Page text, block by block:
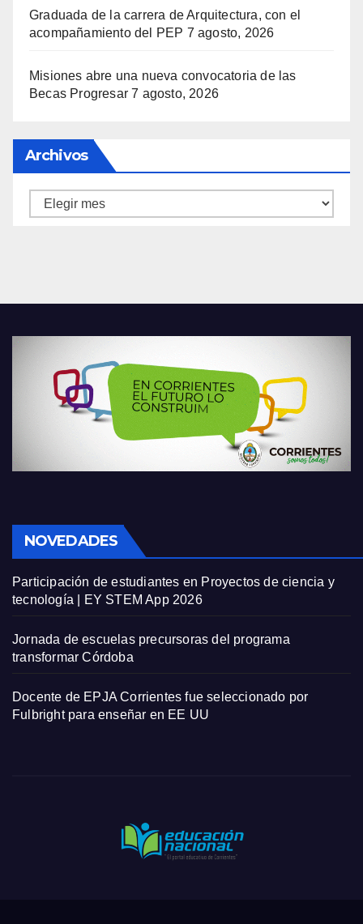
Graduada de la carrera de Arquitectura, con el
acompañamiento del PEP 7 agosto, 2026
Misiones abre una nueva convocatoria de las
Becas Progresar 7 agosto, 2026
Archivos
Archivos
NOVEDADES
Participación de estudiantes en Proyectos de ciencia y
tecnología | EY STEM App 2026
Jornada de escuelas precursoras del programa
transformar Córdoba
Docente de EPJA Corrientes fue seleccionado por
Fulbright para enseñar en EE UU